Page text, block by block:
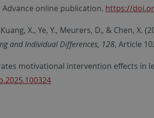
Advance online publication. https://
X., Ye, Y., Meurers, D., & Chen,
and Individual Differences, 128, Article
motivational intervention effects in